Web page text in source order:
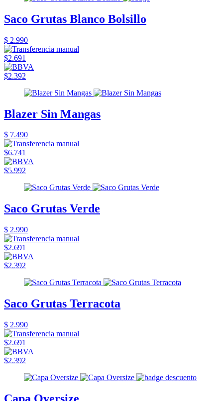
Saco Grutas Blanco Bolsillo
$ 2.990
$2.691
$2.392
Blazer Sin Mangas
$ 7.490
$6.741
$5.992
Saco Grutas Verde
$ 2.990
$2.691
$2.392
Saco Grutas Terracota
$ 2.990
$2.691
$2.392